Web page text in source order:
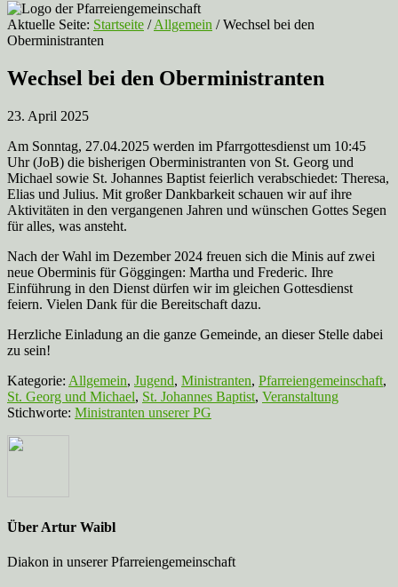
Aktuelle Seite: Startseite / Allgemein /Wechsel bei den
Oberministranten
Wechsel bei den Oberministranten
23. April 2025
Am Sonntag, 27.04.2025 werden im Pfarrgottesdienst um 10:45
Uhr (JoB) die bisherigen Oberministranten von St. Georg und
Michael sowie St. Johannes Baptist feierlich verabschiedet: Theresa,
Elias und Julius. Mit großer Dankbarkeit schauen wir auf ihre
Aktivitäten in den vergangenen Jahren und wünschen Gottes Segen
für alles, was ansteht.
Nach der Wahl im Dezember 2024 freuen sich die Minis auf zwei
neue Oberminis für Göggingen: Martha und Frederic. Ihre
Einführung in den Dienst dürfen wir im gleichen Gottesdienst
feiern. Vielen Dank für die Bereitschaft dazu.
Herzliche Einladung an die ganze Gemeinde, an dieser Stelle dabei
zu sein!
Kategorie: Allgemein, Jugend, Ministranten, Pfarreiengemeinschaft,
St. Georg und Michael, St. Johannes Baptist, Veranstaltung
Stichworte: Ministranten unserer PG
Über Artur Waibl
Diakon in unserer Pfarreiengemeinschaft